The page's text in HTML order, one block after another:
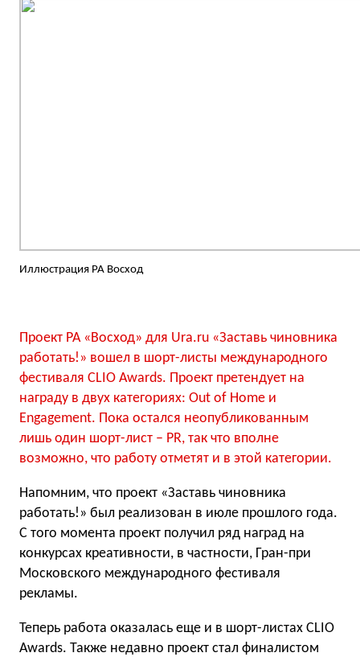
Иллюстрация РА Восход
Проект РА «Восход» для Ura.ru «Заставь чиновника
работать!» вошел в шорт-листы международного
фестиваля CLIO Awards. Проект претендует на
награду в двух категориях: Out of Home и
Engagement. Пока остался неопубликованным
лишь один шорт-лист – PR, так что вполне
возможно, что работу отметят и в этой категории.
Напомним, что проект «Заставь чиновника
работать!» был реализован в июле прошлого года.
С того момента проект получил ряд наград на
конкурсах креативности, в частности, Гран-при
Московского международного фестиваля
рекламы.
Теперь работа оказалась еще и в шорт-листах CLIO
Awards. Также недавно проект стал финалистом